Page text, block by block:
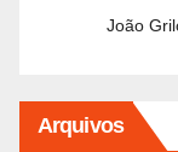
João
Arquivos